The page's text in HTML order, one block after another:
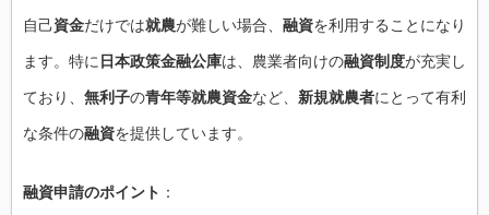
自己資金だけでは就農が難しい場合、 融資を利用することになり
ます。特に 日本政策金融公庫は、農業者向けの融資制度が充実し
ており、 無利子の青年等就農資金など、 新規就農者にとって有利
な条件の融資を提供しています。
融資申請のポイント ：